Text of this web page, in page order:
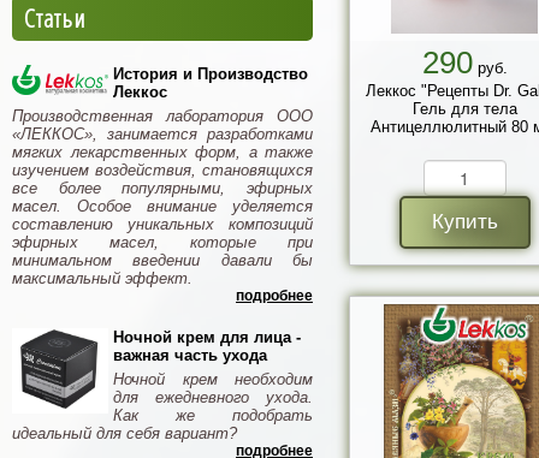
Статьи
История и Производство
Леккос
Производственная лаборатория ООО
«ЛЕККОС», занимается разработками
мягких лекарственных форм, а также
изучением воздействия, становящихся
все более популярными, эфирных
масел. Особое внимание уделяется
составлению уникальных композиций
эфирных масел, которые при
минимальном введении давали бы
максимальный эффект.
подробнее
Ночной крем для лица -
важная часть ухода
Ночной крем необходим
для ежедневного ухода.
Как же подобрать
идеальный для себя вариант?
подробнее
290руб.
Леккос "Рецепты Dr.
Гель для тела
Антицеллюлитный 80
Купить